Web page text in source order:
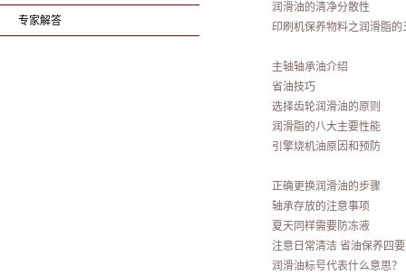
专家解答
润滑油的清净分散性
印刷机保养物料之润滑脂的
主轴轴承油介绍
省油技巧
选择齿轮润滑油的原则
润滑脂的八大主要性能
引擎烧机油原因和预防
正确更换润滑油的步骤
轴承存放的注意事项
夏天同样需要防冻液
注意日常清洁 省油保养四
润滑油标号代表什么意思？